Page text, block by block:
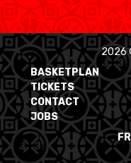
2026
BASKETPLAN
TICKETS
CONTACT
JOBS
FR